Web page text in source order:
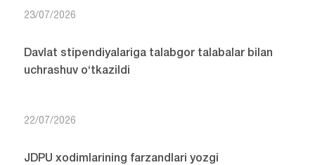
23/07/2026
Davlat stipendiyalariga talabgor talabalar bilan
uchrashuv o‘tkazildi
22/07/2026
JDPU xodimlarining farzandlari yozgi